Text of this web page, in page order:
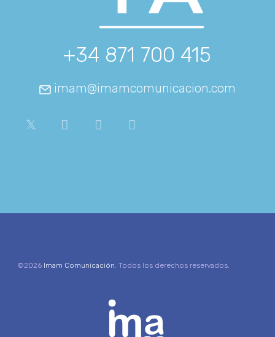
+34 871 700 415
imam@imamcomunicacion.com
©2026 Imam Comunicación. Todos los derechos reservados.